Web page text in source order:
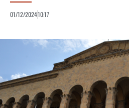
01/12/202410:17